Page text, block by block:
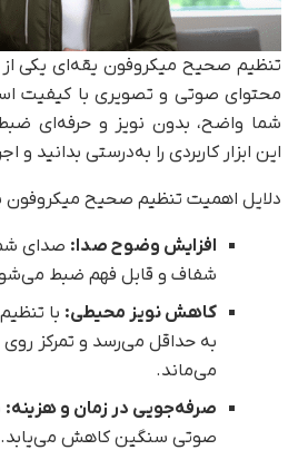
تنظیم صحیح میکروفون یقه‌ای یکی از
محتوای صوتی و تصویری با کیفیت
شما واضح، بدون نویز و حرفه‌ای
این ابزار کاربردی را به‌درستی بدانید و
دلایل اهمیت تنظیم صحیح میکروفون
افزایش وضوح صدا: صدای
شفاف و قابل فهم ضبط
کاهش نویز محیطی: با
به حداقل می‌رسد و تمرکز
می‌ماند.
صرفه‌جویی در زمان و هزینه:
صوتی سنگین کاهش می‌یابد.